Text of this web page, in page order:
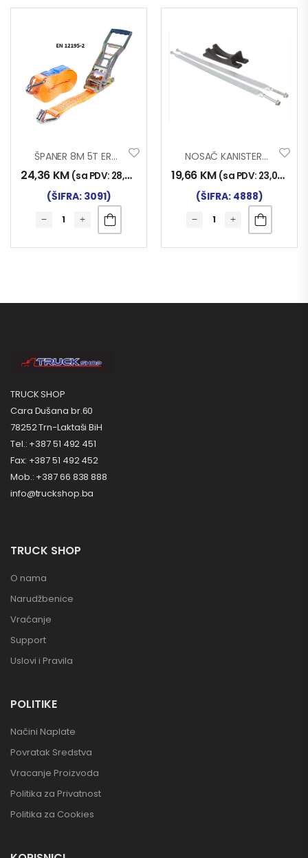
ŠPANER 8M 5T ERGO
24,36 KM (sa PDV: 28,50
(ŠIFRA: 3091)
NOSAČ KANISTERA VEĆI
19,66 KM (sa PDV: 23,00
(ŠIFRA: 4888)
TRUCK SHOP
Cara Dušana br.60
78252 Trn-Laktaši BiH
Tel.: +387 51 492 451
Fax: +387 51 492 452
Mob.: +387 66 838 888
info@truckshop.ba
TRUCK SHOP
O nama
Narudžbenice
Vraćanje
Support
Uslovi i Pravila
POLITIKE
Načini Naplate
Povratak Sredstva
Vracanje Proizvoda
Politika za Privatnost
Politika za Cookies